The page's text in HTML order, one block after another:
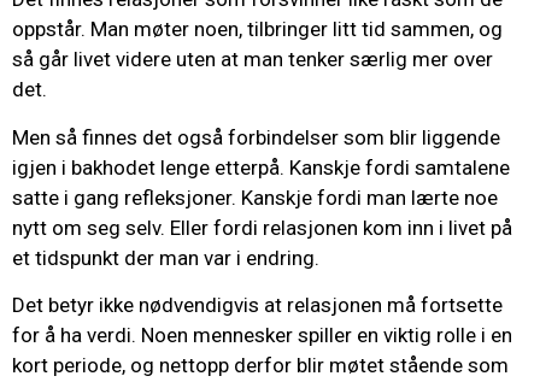
oppstår. Man møter noen, tilbringer litt tid sammen, og
så går livet videre uten at man tenker særlig mer over
det.
Men så finnes det også forbindelser som blir liggende
igjen i bakhodet lenge etterpå. Kanskje fordi samtalene
satte i gang refleksjoner. Kanskje fordi man lærte noe
nytt om seg selv. Eller fordi relasjonen kom inn i livet på
et tidspunkt der man var i endring.
Det betyr ikke nødvendigvis at relasjonen må fortsette
for å ha verdi. Noen mennesker spiller en viktig rolle i en
kort periode, og nettopp derfor blir møtet stående som